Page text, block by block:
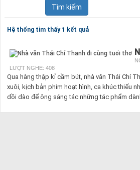
Hệ thống tìm thấy 1 kết quả
LƯỢT NGHE: 408
Qua hàng thập kỉ cầm bút, nhà văn Thái Chí
xuôi, kịch bản phim hoạt hình, ca khúc thiếu
dồi dào để ông sáng tác những tác phẩm